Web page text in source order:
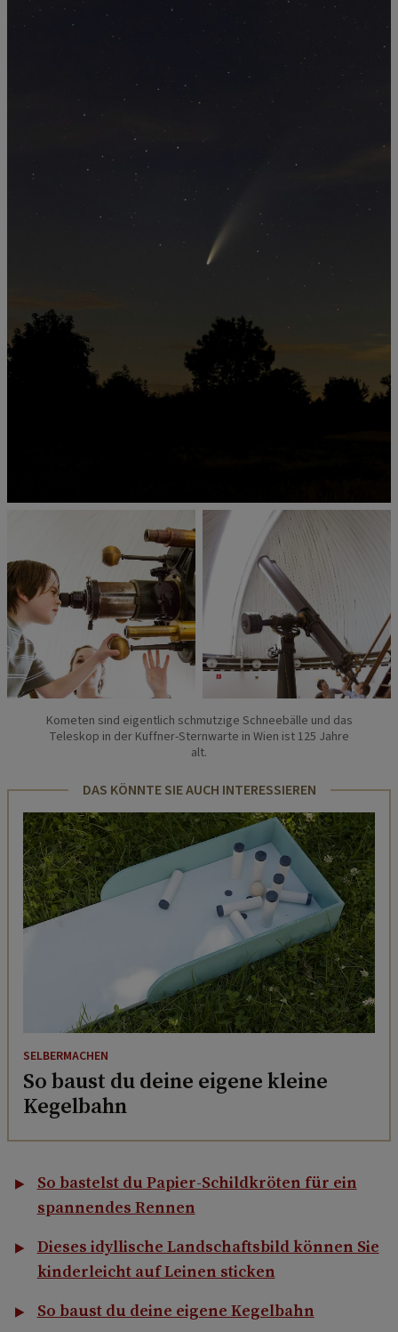
Kometen sind eigentlich schmutzige Schneebälle und das
Teleskop in der Kuffner-Sternwarte in Wien ist 125 Jahre
alt.
DAS KÖNNTE SIE AUCH INTERESSIEREN
SELBERMACHEN
So baust du deine eigene kleine
Kegelbahn
So bastelst du Papier-Schildkröten für ein
spannendes Rennen
Dieses idyllische Landschaftsbild können Sie
kinderleicht auf Leinen sticken
So baust du deine eigene Kegelbahn